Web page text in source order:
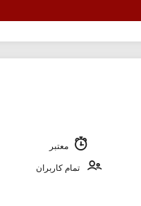
معتبر
تمام کاربران